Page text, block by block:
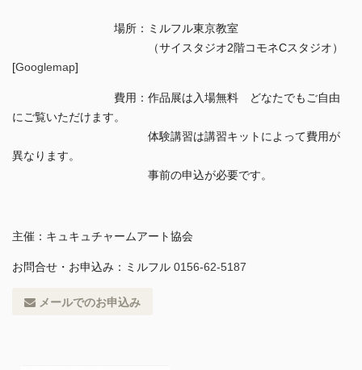
場所：ミルフル東京教室
（サイスタジオ2階コモネCスタジオ）
[Googlemap]
費用：作品展は入場無料 どなたでもご自由
にご覧いただけます。
体験講習は講習キットによって費用が
異なります。
事前の申込が必要です。
主催：キュキュチャームアート協会
お問合せ・お申込み：ミルフル 0156-62-5187
メールでのお申込み